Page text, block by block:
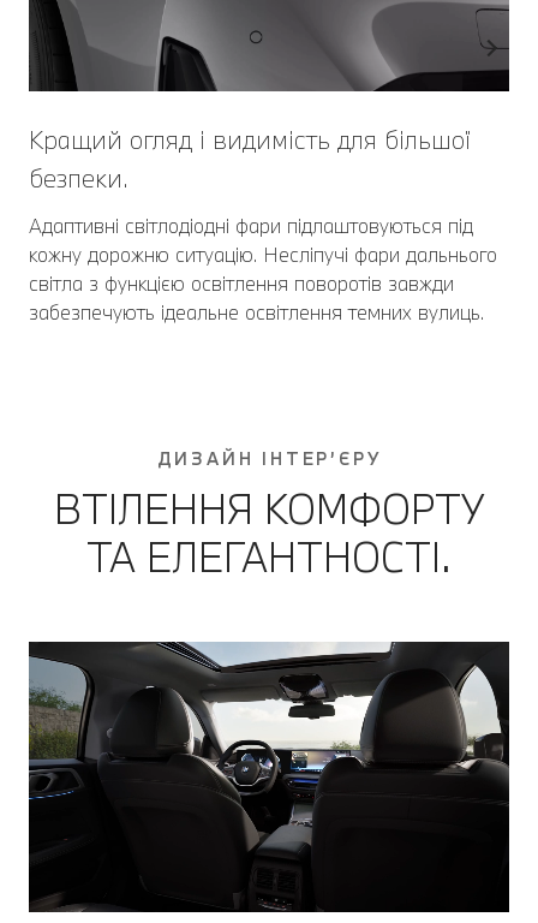
Кращий огляд і видимість для більшої
безпеки.
Адаптивні світлодіодні фари підлаштовуються під
кожну дорожню ситуацію. Несліпучі фари дальнього
світла з функцією освітлення поворотів завжди
забезпечують ідеальне освітлення темних вулиць.
ДИЗАЙН ІНТЕР’ЄРУ
ВТІЛЕННЯ КОМФОРТУ
ТА ЕЛЕГАНТНОСТІ.